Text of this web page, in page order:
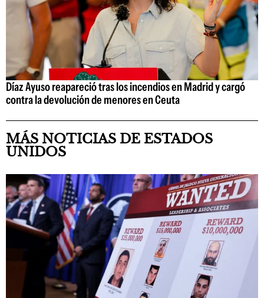
Díaz Ayuso reapareció tras los incendios en Madrid y cargó
contra la devolución de menores en Ceuta
MÁS NOTICIAS DE ESTADOS
UNIDOS